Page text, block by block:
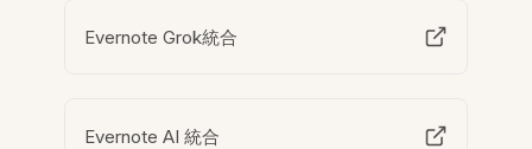
Evernote Grok統合
Evernote AI 統合